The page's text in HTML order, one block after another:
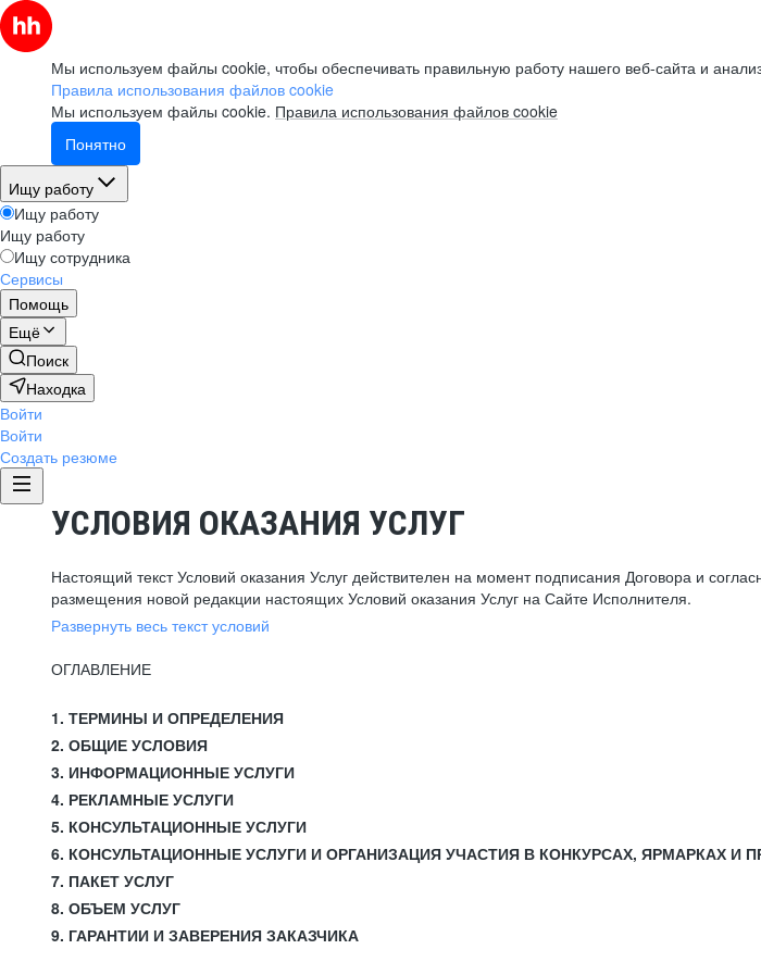
Мы используем файлы cookie, чтобы обеспечивать правильную работу нашего веб-сайта и
Правила использования файлов cookie
Мы используем файлы cookie. Правила использования файлов cookie
Понятно
Ищу работу
Ищу работу
Ищу работу
Ищу сотрудника
Сервисы
Помощь
Ещё
Поиск
Находка
Войти
Войти
Создать резюме
УСЛОВИЯ ОКАЗАНИЯ УСЛУГ
Настоящий текст Условий оказания Услуг действителен на момент подписания Договора и
размещения новой редакции настоящих Условий оказания Услуг на Сайте Исполнителя.
Развернуть весь текст условий
ОГЛАВЛЕНИЕ
1. ТЕРМИНЫ И ОПРЕДЕЛЕНИЯ
2. ОБЩИЕ УСЛОВИЯ
3. ИНФОРМАЦИОННЫЕ УСЛУГИ
4. РЕКЛАМНЫЕ УСЛУГИ
5. КОНСУЛЬТАЦИОННЫЕ УСЛУГИ
6. КОНСУЛЬТАЦИОННЫЕ УСЛУГИ И ОРГАНИЗАЦИЯ УЧАСТИЯ В КОНКУРСАХ, ЯРМАРКАХ И
7. ПАКЕТ УСЛУГ
8. ОБЪЕМ УСЛУГ
9. ГАРАНТИИ И ЗАВЕРЕНИЯ ЗАКАЗЧИКА